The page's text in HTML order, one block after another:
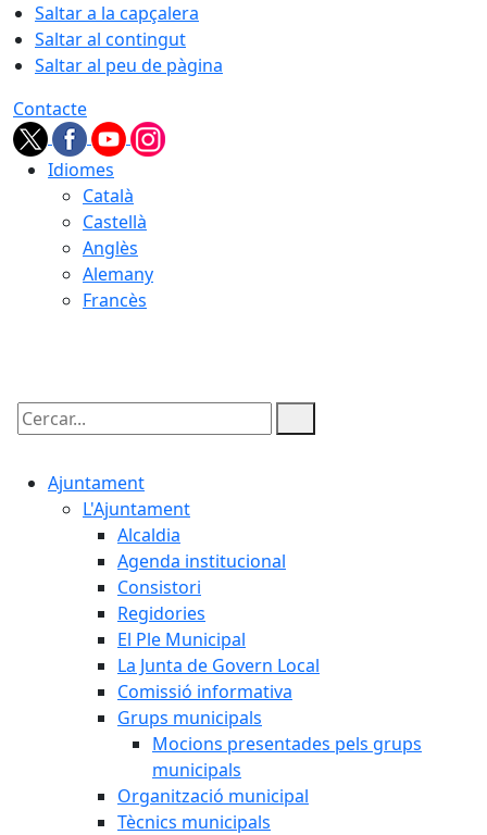
Saltar a la capçalera
Saltar al contingut
Saltar al peu de pàgina
Contacte
Idiomes
Català
Castellà
Anglès
Alemany
Francès
Cercar:
Ajuntament
L'Ajuntament
Alcaldia
Agenda institucional
Consistori
Regidories
El Ple Municipal
La Junta de Govern Local
Comissió informativa
Grups municipals
Mocions presentades pels grups
municipals
Organització municipal
Tècnics municipals